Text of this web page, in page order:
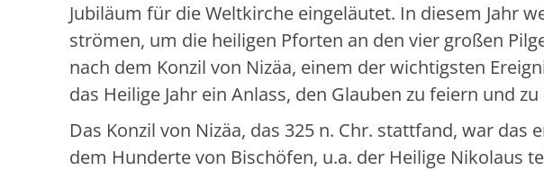
Jubiläum für die Weltkirche eingeläutet. In diesem Jahr
strömen, um die heiligen Pforten an den vier großen
nach dem Konzil von Nizäa, einem der wichtigsten
das Heilige Jahr ein Anlass, den Glauben zu feiern und
Das Konzil von Nizäa, das 325 n. Chr. stattfand, war das
dem Hunderte von Bischöfen, u.a. der Heilige Nikolaus